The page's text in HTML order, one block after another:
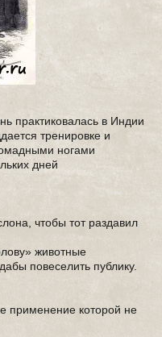
практиковалась в Индии
тренировке и
ногами
дней
чтобы тот раздавил
животные
повеселить публику.
применение которой не